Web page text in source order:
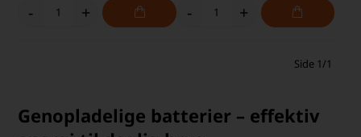
- + - +
Side 1/1
Genopladelige batterier – effektiv